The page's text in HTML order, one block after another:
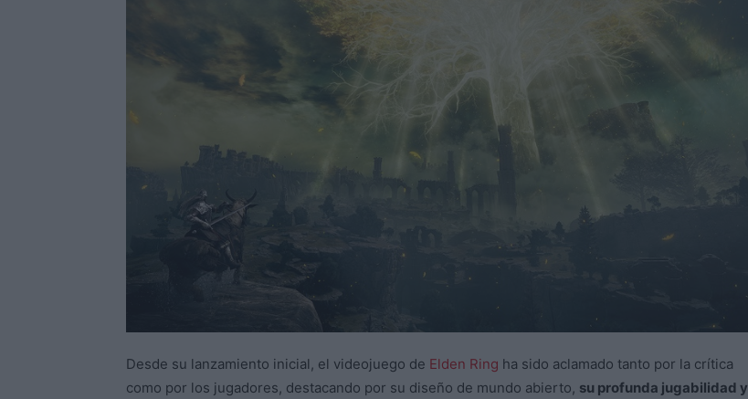
Desde su lanzamiento inicial, el videojuego de Elden Ring ha sido aclamado tanto por la crítica
como por los jugadores, destacando por su diseño de mundo abierto, su profunda jugabilidad y